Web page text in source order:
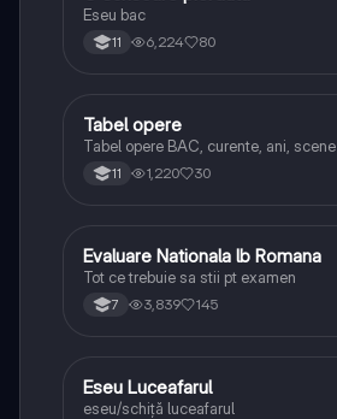
Eseu bac
11 6,224 80
Limba și literatura română
Tabel opere
Tabel opere BAC, curente, ani, scene
11 1,220 30
Limba și literatura română
Evaluare Nationala lb Romana
Tot ce trebuie sa stii pt examen
7 3,839 145
Limba și literatura română
Eseu Luceafarul
eseu/schiță luceafarul